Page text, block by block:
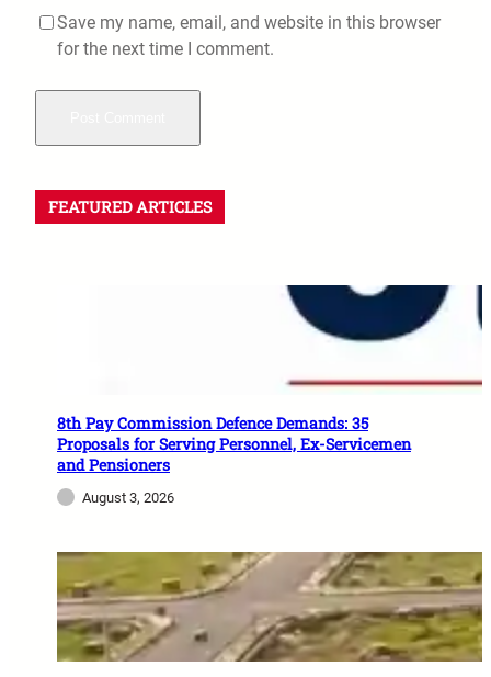
Save my name, email, and website in this browser
for the next time I comment.
FEATURED ARTICLES
8th Pay Commission Defence Demands: 35
Proposals for Serving Personnel, Ex-Servicemen
and Pensioners
August 3, 2026